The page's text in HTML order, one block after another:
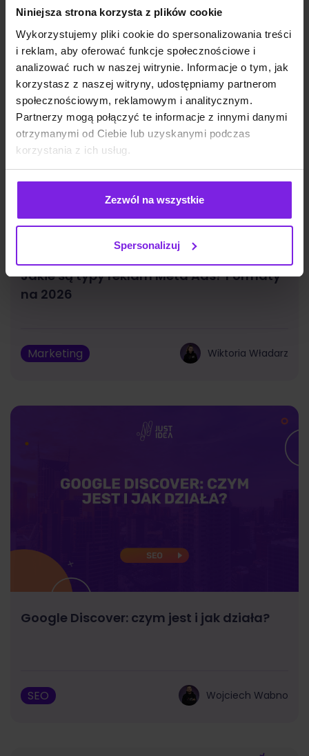
Niniejsza strona korzysta z plików cookie
Wykorzystujemy pliki cookie do spersonalizowania treści
i reklam, aby oferować funkcje społecznościowe i
analizować ruch w naszej witrynie. Informacje o tym, jak
korzystasz z naszej witryny, udostępniamy partnerom
społecznościowym, reklamowym i analitycznym.
Partnerzy mogą połączyć te informacje z innymi danymi
otrzymanymi od Ciebie lub uzyskanymi podczas
korzystania z ich usług.
Zezwól na wszystkie
Spersonalizuj
SEO Małgorzata Walo
Jakie są typy reklam Meta Ads? Formaty
na 2026
Marketing Wiktoria Władarz
Google Discover: czym jest i jak działa?
SEO Wojciech Wabno